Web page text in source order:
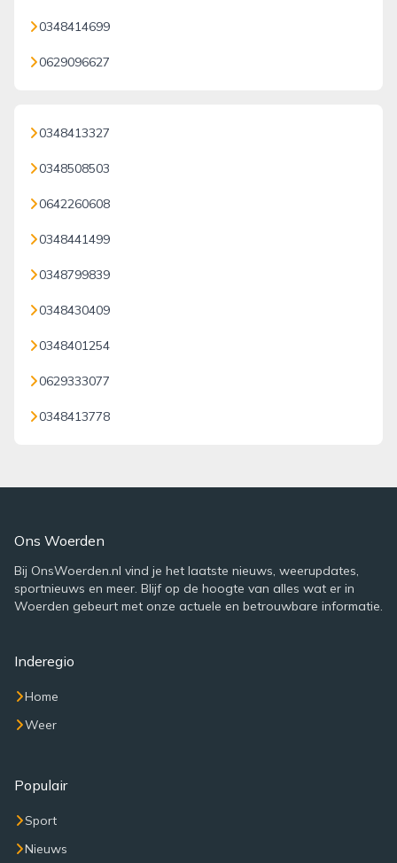
0348414699
0629096627
0348413327
0348508503
0642260608
0348441499
0348799839
0348430409
0348401254
0629333077
0348413778
Ons Woerden
Bij OnsWoerden.nl vind je het laatste nieuws, weerupdates,
sportnieuws en meer. Blijf op de hoogte van alles wat er in
Woerden gebeurt met onze actuele en betrouwbare informatie.
Inderegio
Home
Weer
Populair
Sport
Nieuws